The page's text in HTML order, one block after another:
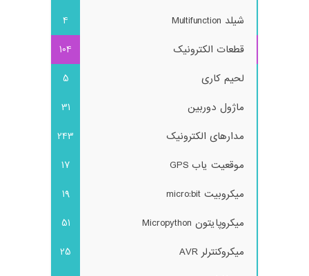
شیلد Multifunction
4
قطعات الکترونیک
104
لحیم کاری
5
ماژول دوربین
31
مدارهای الکترونیک
243
موقعیت یاب GPS
17
میکروبیت micro:bit
19
میکروپایتون Micropython
51
میکروکنترلر AVR
25